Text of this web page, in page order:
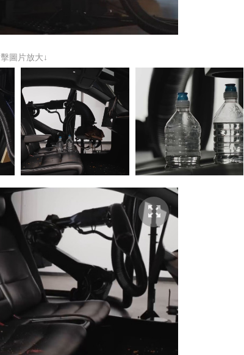
圖片放大↓